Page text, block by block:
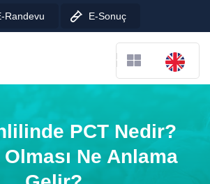
Randevu E-Sonuç
PCT Nedir?
Ne Anlama